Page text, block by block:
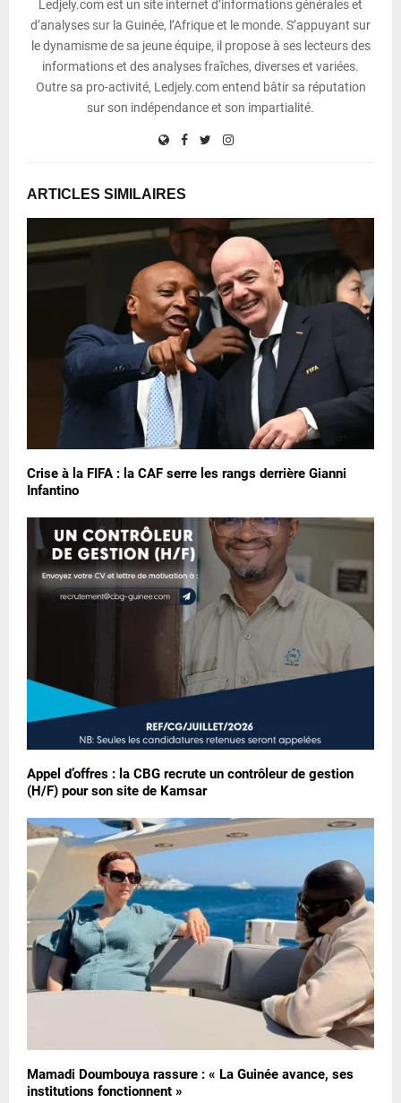
Ledjely.com est un site internet d’informations générales et
d’analyses sur la Guinée, l’Afrique et le monde. S’appuyant sur
le dynamisme de sa jeune équipe, il propose à ses lecteurs des
informations et des analyses fraîches, diverses et variées.
Outre sa pro-activité, Ledjely.com entend bâtir sa réputation
sur son indépendance et son impartialité.
ARTICLES SIMILAIRES
Crise à la FIFA : la CAF serre les rangs derrière Gianni
Infantino
Appel d’offres : la CBG recrute un contrôleur de gestion
(H/F) pour son site de Kamsar
Mamadi Doumbouya rassure : « La Guinée avance, ses
institutions fonctionnent »